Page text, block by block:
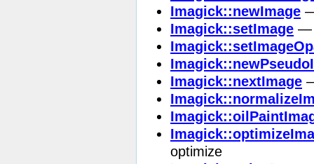
Imagick::newImage
Imagick::setImage —
Imagick::nextImage
optimize